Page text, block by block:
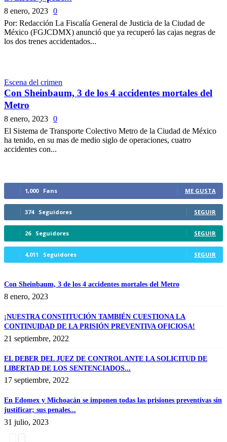
8 enero, 2023 0
Por: Redacción La Fiscalía General de Justicia de la Ciudad de
México (FGJCDMX) anunció que ya recuperó las cajas negras de
los dos trenes accidentados...
Escena del crimen
Con Sheinbaum, 3 de los 4 accidentes mortales del
Metro
8 enero, 2023 0
El Sistema de Transporte Colectivo Metro de la Ciudad de México
ha tenido, en su mas de medio siglo de operaciones, cuatro
accidentes con...
1,000 Fans ME GUSTA
374 Seguidores SEGUIR
26 Seguidores SEGUIR
4,011 Seguidores SEGUIR
Con Sheinbaum, 3 de los 4 accidentes mortales del Metro
8 enero, 2023
¡NUESTRA CONSTITUCIÓN TAMBIÉN CUESTIONA LA
CONTINUIDAD DE LA PRISIÓN PREVENTIVA OFICIOSA!
21 septiembre, 2022
EL DEBER DEL JUEZ DE CONTROL ANTE LA SOLICITUD DE
LIBERTAD DE LOS SENTENCIADOS...
17 septiembre, 2022
En Edomex y Michoacán se imponen todas las prisiones preventivas sin
justificar; sus penales...
31 julio, 2023